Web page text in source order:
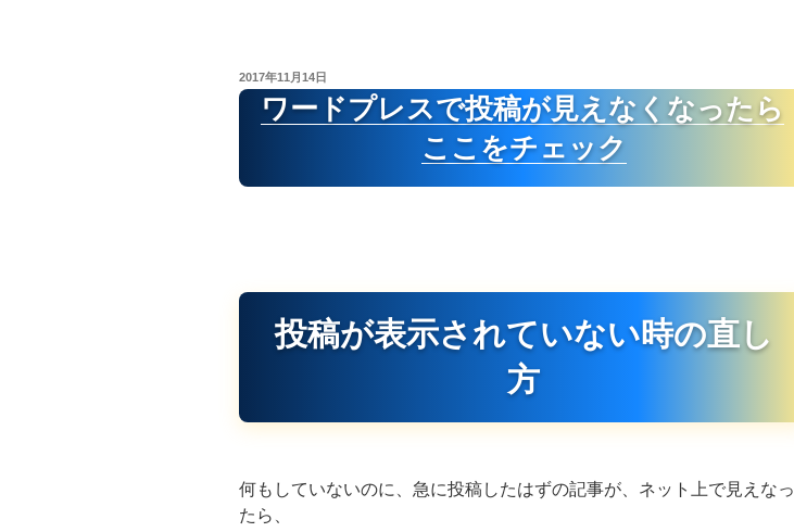
取
潜
ク
グ”
投
稿
2017年11月14日
ワードプレスで投稿が見えなくなったら
ここをチェック
投稿が表示されていない時の直し
方
何もしていないのに、急に投稿したはずの記事が、ネット上で見えなっ
たら、